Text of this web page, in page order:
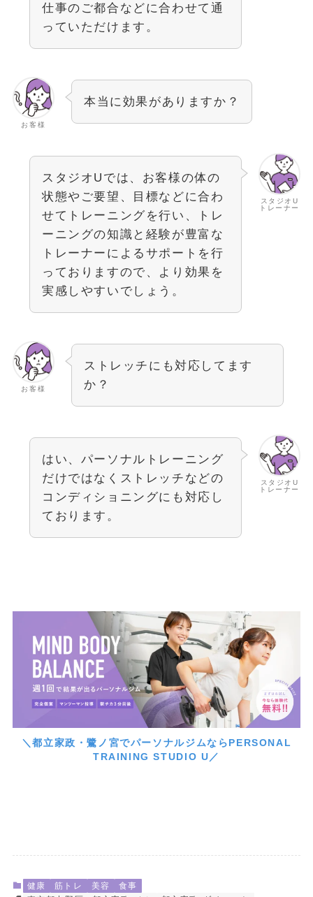
仕事のご都合などに合わせて通
っていただけます。
お客様
本当に効果がありますか？
スタジオU
トレーナー
スタジオUでは、お客様の体の
状態やご要望、目標などに合わ
せてトレーニングを行い、トレ
ーニングの知識と経験が豊富な
トレーナーによるサポートを行
っておりますので、より効果を
実感しやすいでしょう。
お客様
ストレッチにも対応してます
か？
スタジオU
トレーナー
はい、パーソナルトレーニング
だけではなくストレッチなどの
コンディショニングにも対応し
ております。
＼都立家政・鷺ノ宮でパーソナルジムならPERSONAL
TRAINING STUDIO U／
健康 筋トレ 美容
食事